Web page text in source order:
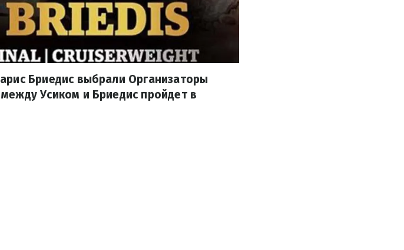
Бриедис выбрали Организаторы
Усиком и Бриедис пройдет в